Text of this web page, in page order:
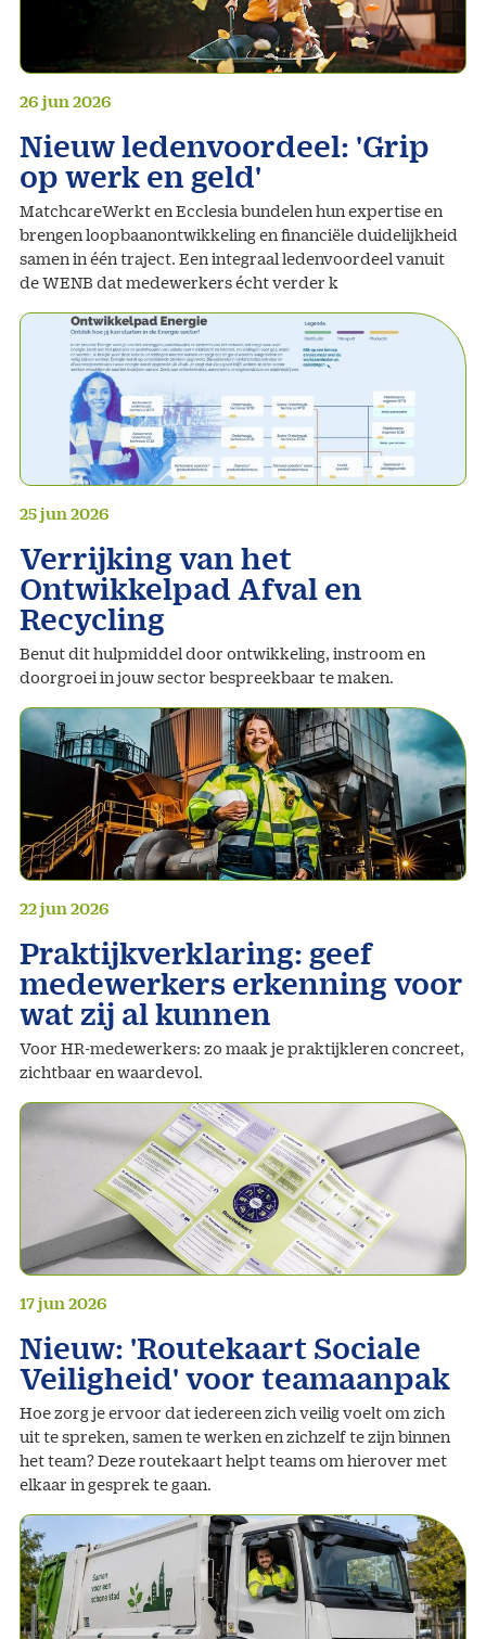
26 jun 2026
Nieuw ledenvoordeel: 'Grip
op werk en geld'
MatchcareWerkt en Ecclesia bundelen hun expertise en
brengen loopbaanontwikkeling en financiële duidelijkheid
samen in één traject. Een integraal ledenvoordeel vanuit
de WENB dat medewerkers écht verder k
25 jun 2026
Verrijking van het
Ontwikkelpad Afval en
Recycling
Benut dit hulpmiddel door ontwikkeling, instroom en
doorgroei in jouw sector bespreekbaar te maken.
22 jun 2026
Praktijkverklaring: geef
medewerkers erkenning voor
wat zij al kunnen
Voor HR-medewerkers: zo maak je praktijkleren concreet,
zichtbaar en waardevol.
17 jun 2026
Nieuw: 'Routekaart Sociale
Veiligheid' voor teamaanpak
Hoe zorg je ervoor dat iedereen zich veilig voelt om zich
uit te spreken, samen te werken en zichzelf te zijn binnen
het team? Deze routekaart helpt teams om hierover met
elkaar in gesprek te gaan.